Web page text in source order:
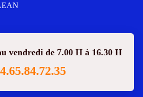
vendredi de 7.00 H à 16.30 H